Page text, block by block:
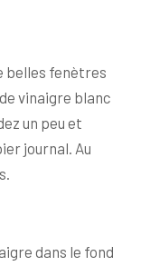
belles fenètres
vinaigre blanc
un peu et
journal. Au
dans le fond